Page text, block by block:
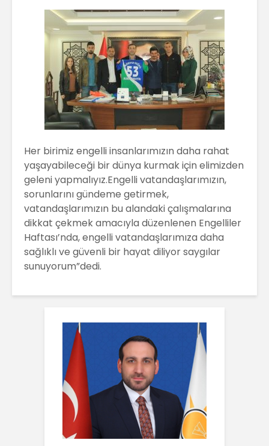
Her birimiz engelli insanlarımızın daha rahat
yaşayabileceği bir dünya kurmak için elimizden
geleni yapmalıyız.Engelli vatandaşlarımızın,
sorunlarını gündeme getirmek,
vatandaşlarımızın bu alandaki çalışmalarına
dikkat çekmek amacıyla düzenlenen Engelliler
Haftası’nda, engelli vatandaşlarımıza daha
sağlıklı ve güvenli bir hayat diliyor saygılar
sunuyorum”dedi.